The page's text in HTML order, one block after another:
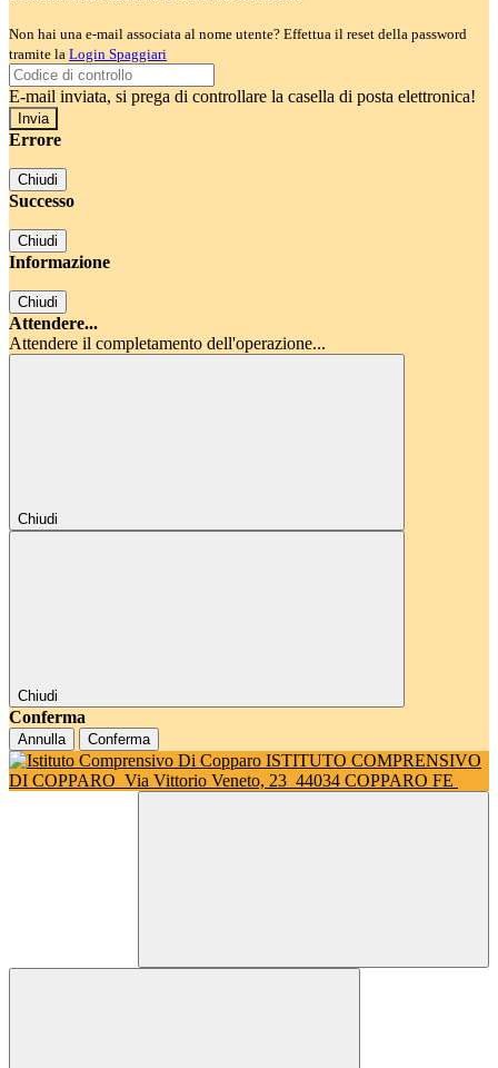
Non hai una e-mail associata al nome utente? Effettua il reset della password
tramite la Login Spaggiari
E-mail inviata, si prega di controllare la casella di posta elettronica!
Errore
Chiudi
Successo
Chiudi
Informazione
Chiudi
Attendere...
Attendere il completamento dell'operazione...
Chiudi
Chiudi
Conferma
Annulla Conferma
ISTITUTO COMPRENSIVO
DI COPPARO Via Vittorio Veneto, 23 44034 COPPARO FE